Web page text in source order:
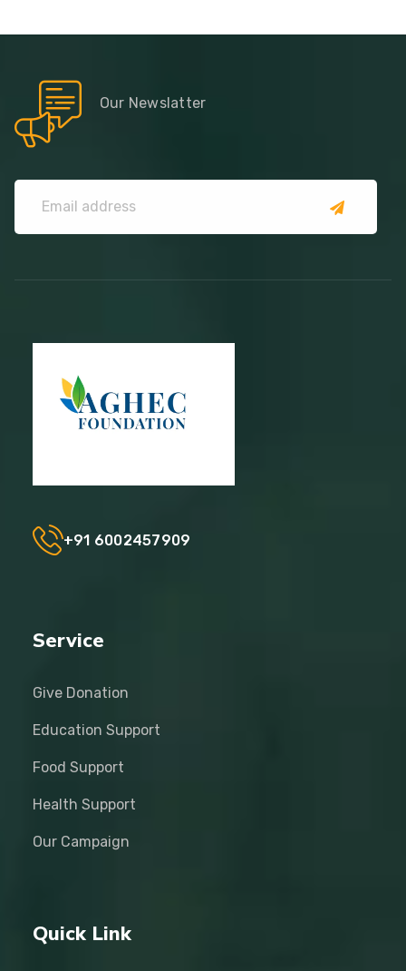
Our Newslatter
+91 6002457909
Service
Give Donation
Education Support
Food Support
Health Support
Our Campaign
Quick Link